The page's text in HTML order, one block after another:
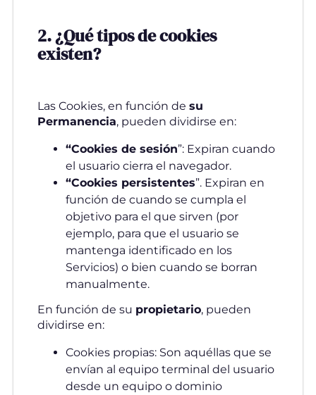
2. ¿Qué tipos de cookies
existen?
Las Cookies, en función de su
Permanencia, pueden dividirse en:
“Cookies de sesión”: Expiran cuando
el usuario cierra el navegador.
“Cookies persistentes”. Expiran en
función de cuando se cumpla el
objetivo para el que sirven (por
ejemplo, para que el usuario se
mantenga identificado en los
Servicios) o bien cuando se borran
manualmente.
En función de su propietario, pueden
dividirse en:
Cookies propias: Son aquéllas que se
envían al equipo terminal del usuario
desde un equipo o dominio